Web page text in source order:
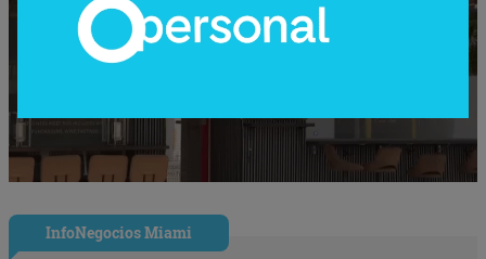
InfoNegocios Miami